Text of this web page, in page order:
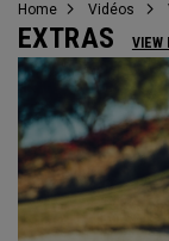
Home Vidéos
EXTRAS VIEW